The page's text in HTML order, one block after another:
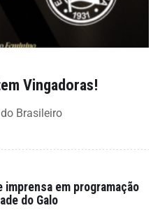
Vingadoras!
Brasileiro
em programação
do Galo